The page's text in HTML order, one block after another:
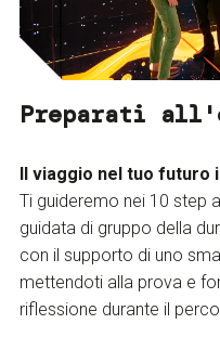
Preparati
Il viaggio nel tuo futuro
Ti guideremo nei 10 step
guidata di gruppo della
con il supporto di uno
mettendoti alla prova e
riflessione durante il